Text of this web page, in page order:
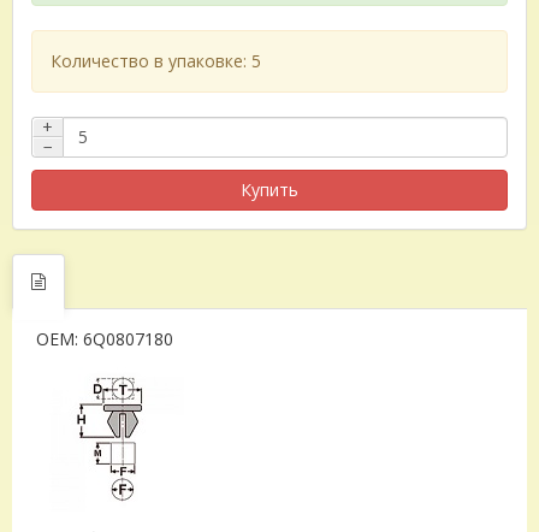
Количество в упаковке: 5
+
−
Купить
OEM: 6Q0807180